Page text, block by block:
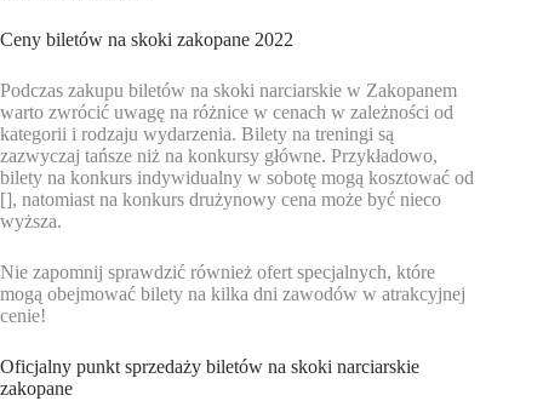
Ceny biletów na skoki zakopane 2022
Podczas zakupu biletów na skoki narciarskie w Zakopanem
warto zwrócić uwagę na różnice w cenach w zależności od
kategorii i rodzaju wydarzenia. Bilety na treningi są
zazwyczaj tańsze niż na konkursy główne. Przykładowo,
bilety na konkurs indywidualny w sobotę mogą kosztować od
[], natomiast na konkurs drużynowy cena może być nieco
wyższa.
Nie zapomnij sprawdzić również ofert specjalnych, które
mogą obejmować bilety na kilka dni zawodów w atrakcyjnej
cenie!
Oficjalny punkt sprzedaży biletów na skoki narciarskie
zakopane